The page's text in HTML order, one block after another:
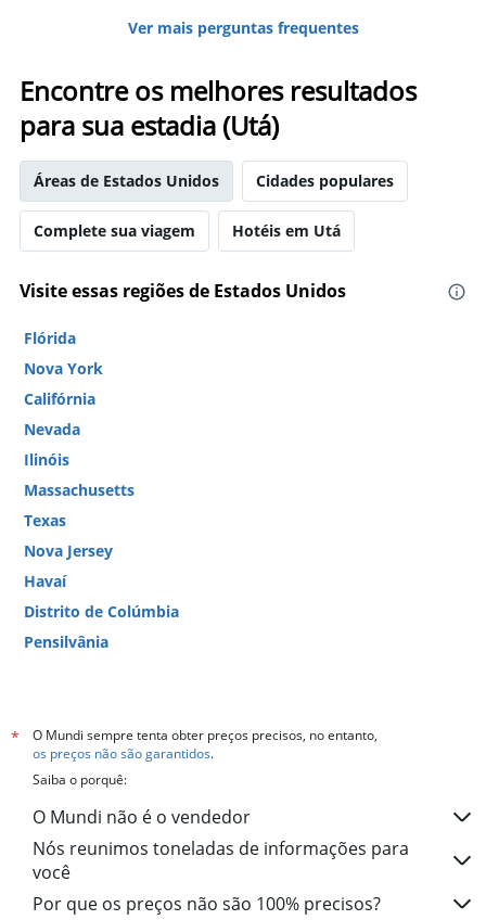
Ver mais perguntas frequentes
Encontre os melhores resultados
para sua estadia (Utá)
Áreas de Estados Unidos Cidades populares
Complete sua viagem Hotéis em Utá
Visite essas regiões de Estados Unidos
Flórida
Nova York
Califórnia
Nevada
Ilinóis
Massachusetts
Texas
Nova Jersey
Havaí
Distrito de Colúmbia
Pensilvânia
Washington
Carolina do Norte
Coneticute
Tenessi
Arizona
Luisiana
Ohio
*
O Mundi sempre tenta obter preços precisos, no entanto,
os preços não são garantidos.
Saiba o porquê:
O Mundi não é o vendedor
Nós reunimos toneladas de informações para
você
Por que os preços não são 100% precisos?